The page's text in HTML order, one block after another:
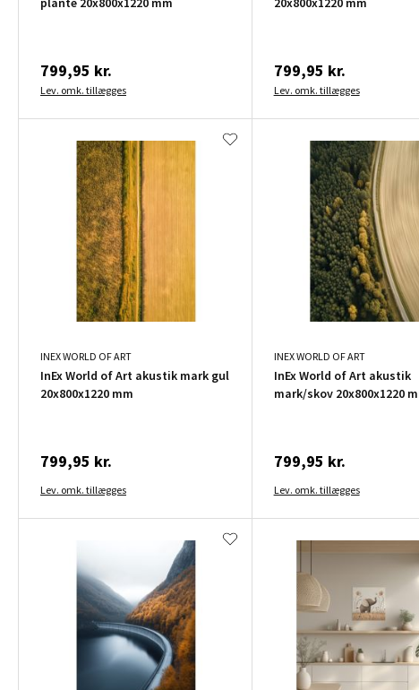
799,95 kr.
Lev. omk. tillægges
799,95 kr.
Lev. omk. tillægges
INEX WORLD OF ART
InEx World of Art akustik mark gul
20x800x1220 mm
799,95 kr.
Lev. omk. tillægges
INEX WORLD OF ART
InEx World of Art akustik
mark/skov 20x800x1220
799,95 kr.
Lev. omk. tillægges